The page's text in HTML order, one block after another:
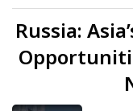
Russia: